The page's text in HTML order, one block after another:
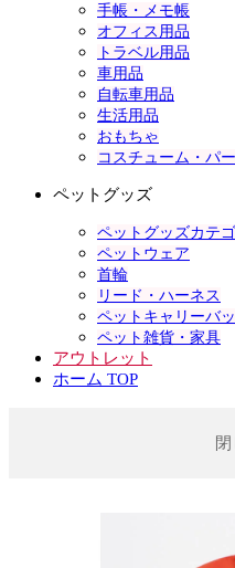
手帳・メモ帳
オフィス用品
トラベル用品
車用品
自転車用品
生活用品
おもちゃ
コスチューム・パ
ペットグッズ
ペットグッズカテ
ペットウェア
首輪
リード・ハーネス
ペットキャリーバ
ペット雑貨・家具
アウトレット
ホーム TOP